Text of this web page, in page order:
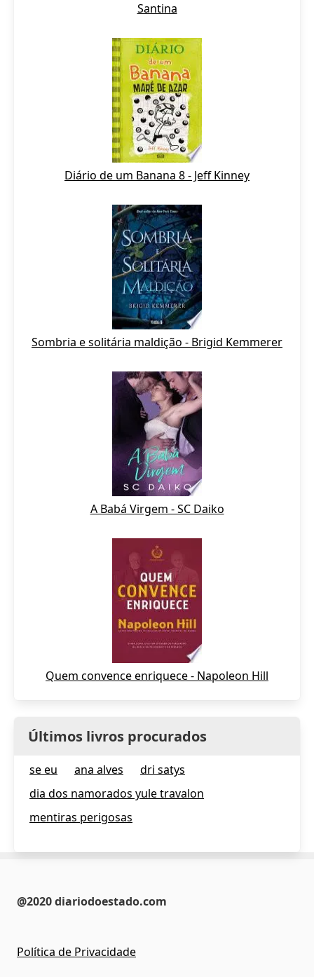
Santina
Diário de um Banana 8 - Jeff Kinney
Sombria e solitária maldição - Brigid Kemmerer
A Babá Virgem - SC Daiko
Quem convence enriquece - Napoleon Hill
Últimos livros procurados
se eu ana alves
dri satys
dia dos namorados yule travalon
mentiras perigosas
@2020 diariodoestado.com
Política de Privacidade